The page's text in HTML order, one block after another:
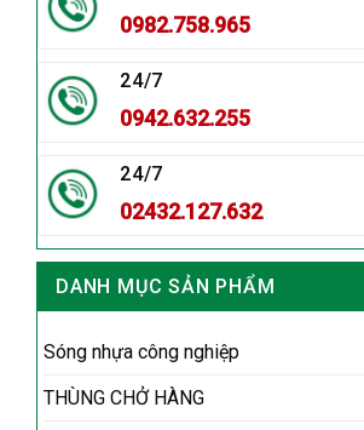
0982.758.965
24/7
0942.632.255
24/7
02432.127.632
DANH MỤC SẢN PHẨM
Sóng nhựa công nghiệp
THÙNG CHỞ HÀNG